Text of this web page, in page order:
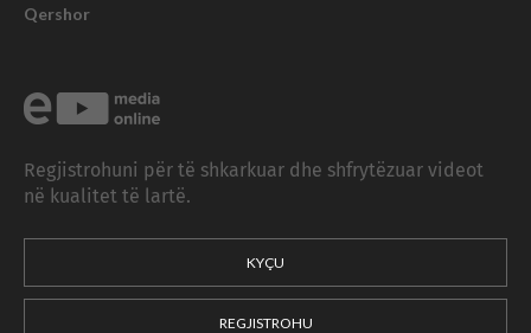
Qershor
Regjistrohuni për të shkarkuar dhe shfrytëzuar videot
në kualitet të lartë.
KYÇU
REGJISTROHU